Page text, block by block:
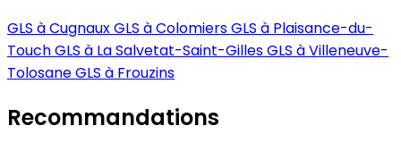
GLS à CugnauxGLS à ColomiersGLS à Plaisance-du-
TouchGLS à La Salvetat-Saint-GillesGLS à Villeneuve-
TolosaneGLS à Frouzins
Recommandations